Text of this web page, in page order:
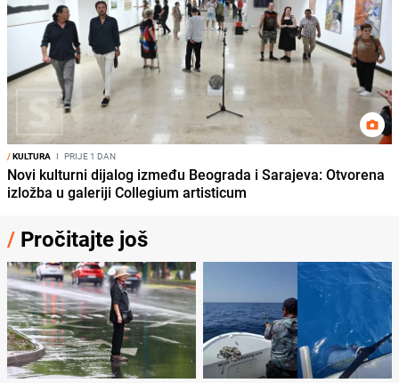
/KULTURA I PRIJE 1 DAN
Novi kulturni dijalog između Beograda i Sarajeva: Otvorena
izložba u galeriji Collegium artisticum
/ Pročitajte još